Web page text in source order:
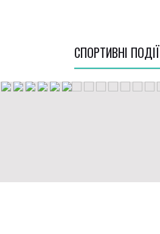
СПОРТИВНI ПОДІЇ